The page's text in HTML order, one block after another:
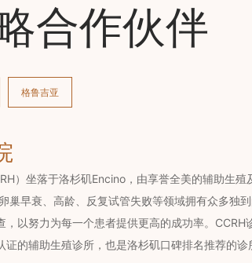
合作伙伴
）坐落于洛杉矶Encino，由享誉全美的辅助生殖
巢早衰、高龄、反复试管失败等领域拥有众多独
，以努力为每一个患者提供更高的成功率。CCRH
的辅助生殖诊所，也是洛杉矶口碑排名推荐的诊
格鲁吉亚